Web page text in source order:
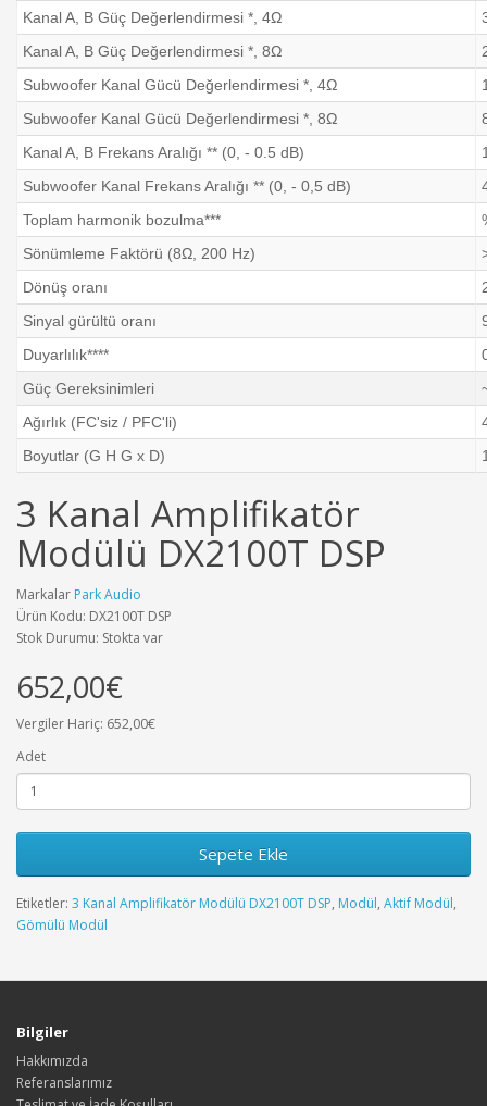
Kanal A, B Güç Değerlendirmesi *, 4Ω
Kanal A, B Güç Değerlendirmesi *, 8Ω
Subwoofer Kanal Gücü Değerlendirmesi *, 4Ω
Subwoofer Kanal Gücü Değerlendirmesi *, 8Ω
Kanal A, B Frekans Aralığı ** (0, - 0.5 dB)
Subwoofer Kanal Frekans Aralığı ** (0, - 0,5 dB)
Toplam harmonik bozulma***
Sönümleme Faktörü (8Ω, 200 Hz)
Dönüş oranı
Sinyal gürültü oranı
Duyarlılık****
Güç Gereksinimleri
Ağırlık (FC'siz / PFC'li)
Boyutlar (G H G х D)
3 Kanal Amplifikatör
Modülü DX2100T DSP
Markalar Park Audio
Ürün Kodu: DX2100T DSP
Stok Durumu: Stokta var
652,00€
Vergiler Hariç: 652,00€
Adet
Sepete Ekle
Etiketler: 3 Kanal Amplifikatör Modülü DX2100T DSP, Modül, Aktif Modül,
Gömülü Modül
Bilgiler
Hakkımızda
Referanslarımız